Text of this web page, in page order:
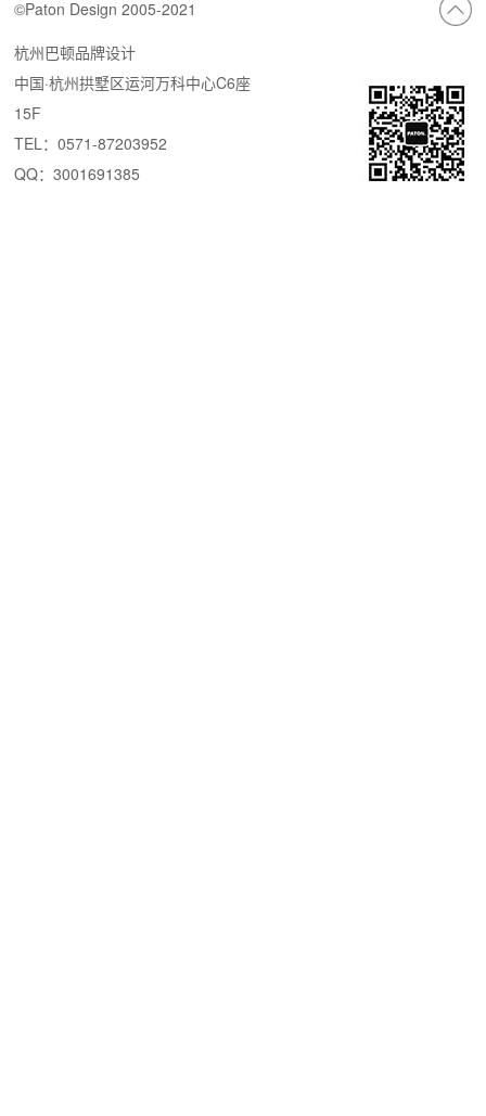
©Paton Design 2005-2021
杭州巴顿品牌设计
中国·杭州拱墅区运河万科中心C6座
15F
TEL：0571-87203952
QQ：3001691385